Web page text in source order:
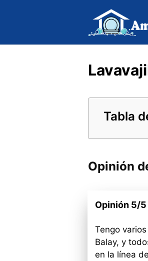
Tabla
Opinión
Opinión 5/5
Tengo
Balay, y
en la línea